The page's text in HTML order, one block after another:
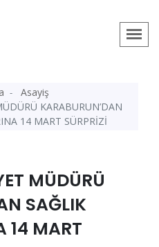
Asayiş
KARABURUN’DAN
14 MART SÜRPRİZİ
MÜDÜRÜ
SAĞLIK
14 MART